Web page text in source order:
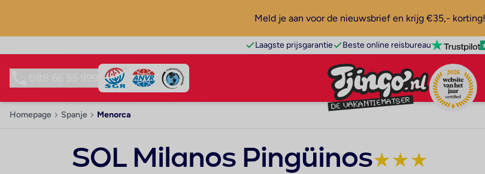
Meld je aan voor de nieuwsbrief en krijg €35,- korting!
Laagste prijsgarantie Beste online reisbureau
Homepage Spanje Menorca
SOL Milanos Pingüinos★★★